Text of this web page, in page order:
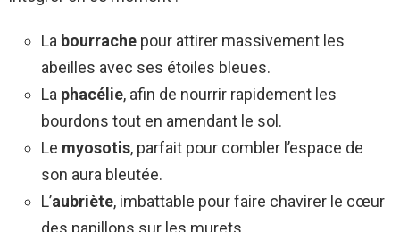
La bourrache pour attirer massivement les
abeilles avec ses étoiles bleues.
La phacélie, afin de nourrir rapidement les
bourdons tout en amendant le sol.
Le myosotis, parfait pour combler l’espace de
son aura bleutée.
L’aubriète, imbattable pour faire chavirer le cœur